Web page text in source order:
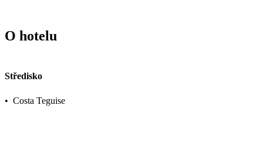
O hotelu
Středisko
• Costa Teguise